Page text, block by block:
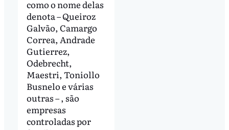
como o nome delas
denota – Queiroz
Galvão, Camargo
Correa, Andrade
Gutierrez,
Odebrecht,
Maestri, Toniollo
Busnelo e várias
outras – , são
empresas
controladas por